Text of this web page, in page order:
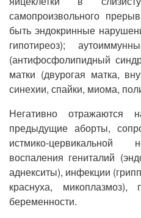
самопроизвольного
быть эндокринные
гипотиреоз);
(антифосфолипидный
матки (двурогая матка,
синехии, спайки, миома,
Негативно отражаются
предыдущие аборты,
истмико-цервикальной
воспаления гениталий
аднекситы), инфекции
краснуха,
беременности.